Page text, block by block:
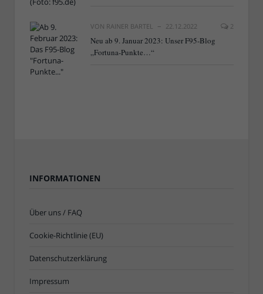
VON RAINER BARTEL 22.12.2022 2
Neu ab 9. Januar 2023: Unser F95-Blog
„Fortuna-Punkte…“
INFORMATIONEN
Über uns / FAQ
Cookie-Richtlinie (EU)
Datenschutzerklärung
Impressum